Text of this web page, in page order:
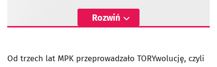
Rozwiń
Od trzech lat MPK przeprowadzało TORYwolucję, czyli